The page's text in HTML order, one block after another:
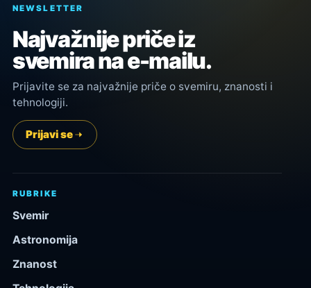
NEWSLETTER
Najvažnije priče iz
svemira na e-mailu.
Prijavite se za najvažnije priče o svemiru, znanosti i
tehnologiji.
Prijavi se
RUBRIKE
Svemir
Astronomija
Znanost